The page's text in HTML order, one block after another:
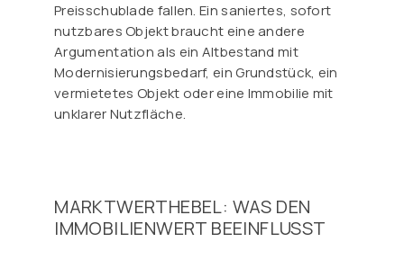
Preisschublade fallen. Ein saniertes, sofort
nutzbares Objekt braucht eine andere
Argumentation als ein Altbestand mit
Modernisierungsbedarf, ein Grundstück, ein
vermietetes Objekt oder eine Immobilie mit
unklarer Nutzfläche.
MARKTWERTHEBEL: WAS DEN
IMMOBILIENWERT BEEINFLUSST